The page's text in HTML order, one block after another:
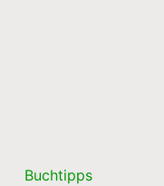
Buchtipps